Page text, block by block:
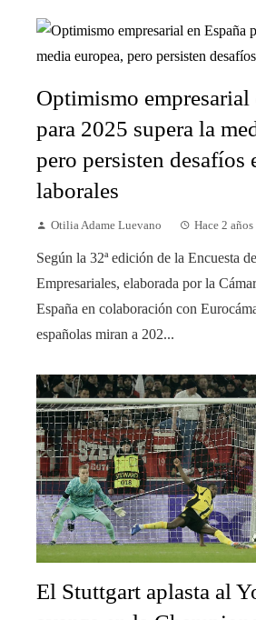
Optimismo empresarial
para 2025 supera la
pero persisten desafíos
laborales
Otilia Adame Luevano Hace 2 años
Según la 32ª edición de la Encuesta
Empresariales, elaborada por la
España en colaboración con
españolas miran a 202...
El Stuttgart aplasta al